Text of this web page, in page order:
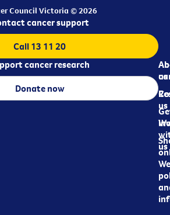
Council Victoria © 2026
us
us
us
cancer support
Call 13 11 20
cancer research
Donate now